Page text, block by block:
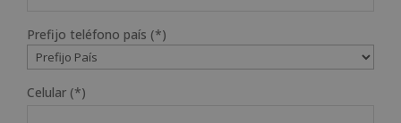
Prefijo teléfono país (*)
Celular (*)